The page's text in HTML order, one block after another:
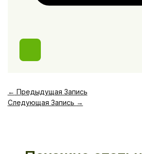
← Предыдущая Запись
Следующая Запись →